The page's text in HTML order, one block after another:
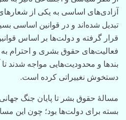
آزادی‌های اساسی به یکی از
تبدیل شده‌اند و در قوانین اساسی
قرار گرفته و دولت‌ها بر اساس
فعالیت‌های حقوق بشری و احترام به
بندها و محدودیت‌هایی مواجه شدند تا
دستخوش نغییراتی کرده است.
مسالۀ حقوق بشر تا پایان جنگ
بسته برای دولت‌ها بود؛ چون این